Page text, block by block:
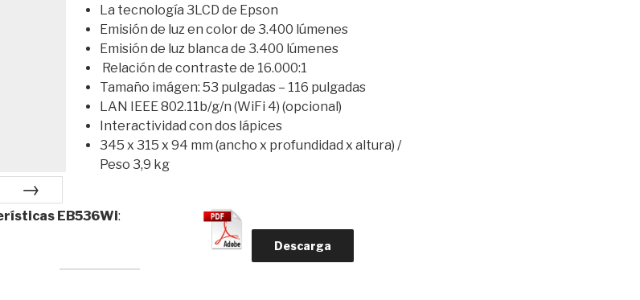
Siguiente
La tecnología 3LCD de Epson
Emisión de luz en color de 3.400 lúmenes
Emisión de luz blanca de 3.400 lúmenes
Relación de contraste de 16.000:1
Tamaño imágen: 53 pulgadas – 116 pulgadas
LAN IEEE 802.11b/g/n (WiFi 4) (opcional)
Interactividad con dos lápices
345‎ x 315 x 94 mm (ancho x profundidad x altura) /
Peso 3,9 kg
EB536Wi:
Descarga